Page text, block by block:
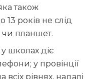
також
13 років не слід
планшет.
у школах діє
у провінції
рівнях, надалі